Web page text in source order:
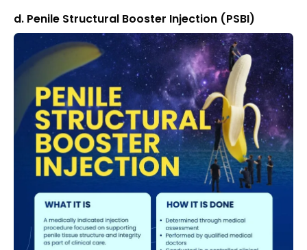
d. Penile Structural Booster Injection (PSBI)